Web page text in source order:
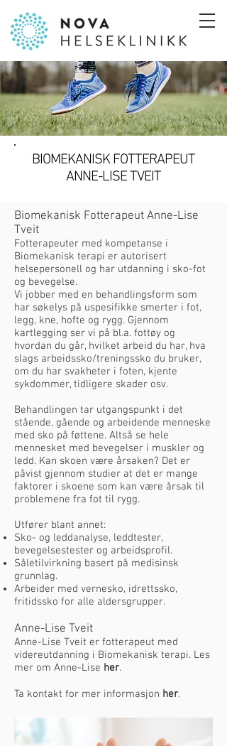
BIOMEKANISK FOTTERAPEUT
ANNE-LISE TVEIT
Biomekanisk Fotterapeut Anne-Lise
Tveit
Fotterapeuter med kompetanse i
Biomekanisk terapi er autorisert
helsepersonell og har utdanning i sko-fot
og bevegelse.
Vi jobber med en behandlingsform som
har søkelys på uspesifikke smerter i fot,
legg, kne, hofte og rygg. Gjennom
kartlegging ser vi på bl.a. fottøy og
hvordan du går, hvilket arbeid du har, hva
slags arbeidssko/treningssko du bruker,
om du har svakheter i foten, kjente
sykdommer, tidligere skader osv.
Behandlingen tar utgangspunkt i det
stående, gående og arbeidende menneske
med sko på føttene. Altså se hele
mennesket med bevegelser i muskler og
ledd. Kan skoen være årsaken? Det er
påvist gjennom studier at det er mange
faktorer i skoene som kan være årsak til
problemene fra fot til rygg.
Utfører blant annet:
Sko- og leddanalyse, leddtester,
bevegelsestester og arbeidsprofil.
Såletilvirkning basert på medisinsk
grunnlag.
Arbeider med vernesko, idrettssko,
fritidssko for alle aldersgrupper.
Anne-Lise Tveit
Anne-Lise Tveit er fotterapeut med
videreutdanning i Biomekanisk terapi. Les
mer om Anne-Lise her.
Ta kontakt for mer informasjon her.